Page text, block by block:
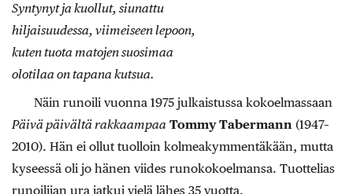
Syntynyt ja kuollut, siunattu
hiljaisuudessa, viimeiseen lepoon,
kuten tuota matojen suosimaa
olotilaa on tapana kutsua.
Näin runoili vuonna 1975 julkaistussa kokoelmassaan
Päivä päivältä rakkaampaa Tommy Tabermann (1947–
2010). Hän ei ollut tuolloin kolmeakymmentäkään, mutta
kyseessä oli jo hänen viides runokokoelmansa. Tuottelias
runoilijan ura jatkui vielä lähes 35 vuotta.